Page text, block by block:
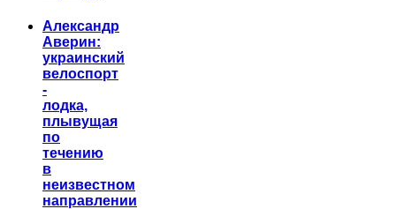
Александр
Аверин:
украинский
велоспорт
-
лодка,
плывущая
по
течению
в
неизвестном
направлении